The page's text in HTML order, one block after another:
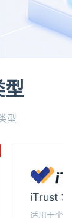
型
型
iTrust
适用于个